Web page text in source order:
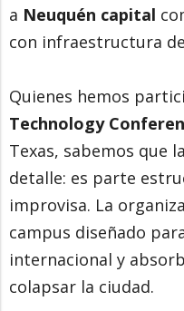
a Neuquén capital
con infraestructura
Quienes hemos
Technology
Texas, sabemos que
detalle: es parte
improvisa. La
campus diseñado
internacional y
colapsar la ciudad.